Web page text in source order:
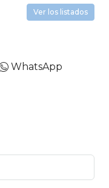
Ver los listados
WhatsApp